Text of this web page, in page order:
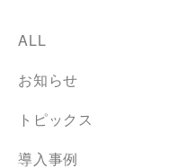
ALL
お知らせ
トピックス
導入事例